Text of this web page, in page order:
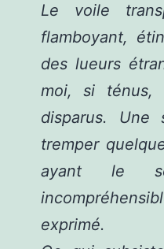
Le voile
flamboyant,
des lueurs
moi, si ténus,
disparus. Une
tremper
ayant le
exprimé.